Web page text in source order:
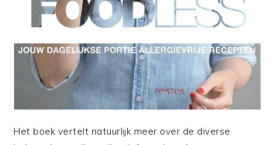
Het boek vertelt natuurlijk meer over de diverse